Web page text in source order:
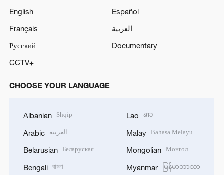
English
Español
Français
العربية
Русский
Documentary
CCTV+
CHOOSE YOUR LANGUAGE
Albanian Shqip
Arabic العربية
Belarusian Беларуская
Bengali বাংলা
Lao ລາວ
Malay Bahasa Melayu
Mongolian Монгол
Myanmar မြန်မာဘာသာ